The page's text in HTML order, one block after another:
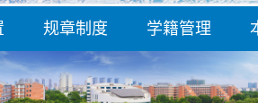
规章制度 学籍管理